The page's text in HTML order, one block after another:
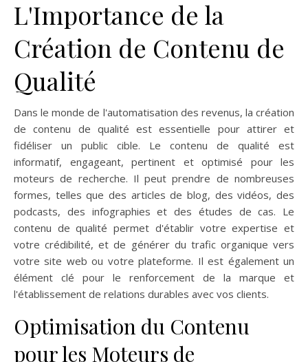
L'Importance de la
Création de Contenu de
Qualité
Dans le monde de l'automatisation des revenus, la création
de contenu de qualité est essentielle pour attirer et
fidéliser un public cible. Le contenu de qualité est
informatif, engageant, pertinent et optimisé pour les
moteurs de recherche. Il peut prendre de nombreuses
formes, telles que des articles de blog, des vidéos, des
podcasts, des infographies et des études de cas. Le
contenu de qualité permet d'établir votre expertise et
votre crédibilité, et de générer du trafic organique vers
votre site web ou votre plateforme. Il est également un
élément clé pour le renforcement de la marque et
l'établissement de relations durables avec vos clients.
Optimisation du Contenu
pour les Moteurs de